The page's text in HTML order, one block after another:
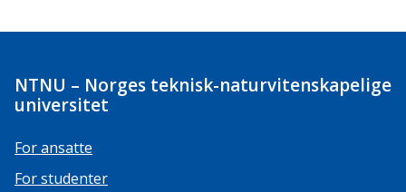
NTNU – Norges teknisk-naturvitenskapelige
universitet
For ansatte
For studenter